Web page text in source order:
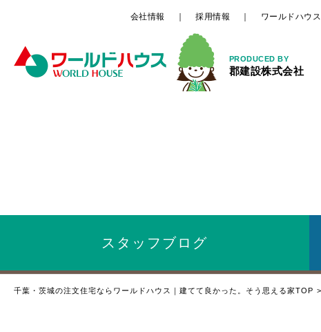
PRODUCED BY
郡建設株式会社
会社情報 採用情報 ワールドハウ
スタッフ ブログ
千葉・茨城の注文住宅ならワールドハウス｜建てて良かった。そう思える家TOP